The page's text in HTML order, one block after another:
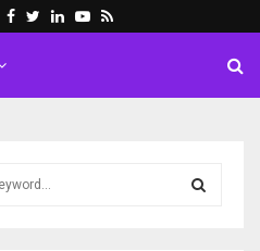
Facebook
Twitter
LinkedinYoutube
Rss